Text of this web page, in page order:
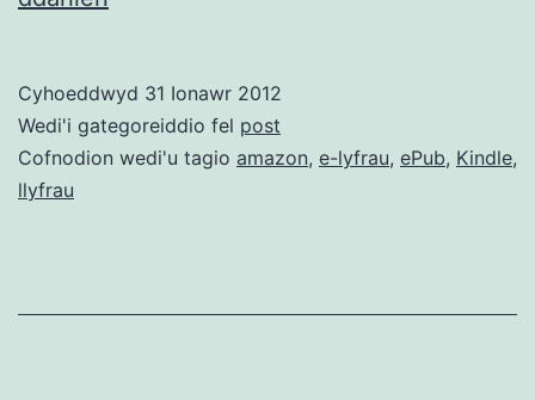
–
darparu
llyfr
Cyhoeddwyd 31 Ionawr 2012
Wedi'i gategoreiddio fel post
Cofnodion wedi'u tagio amazon, e-lyfrau, ePub, Kindle,
llyfrau